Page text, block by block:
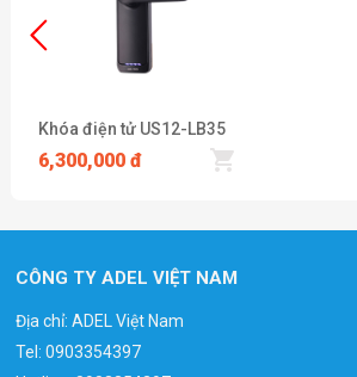
Khóa điện tử US12-LB35
6,300,000 đ
CÔNG TY ADEL VIỆT NAM
Địa chỉ: ADEL Việt Nam
Tel:0903354397